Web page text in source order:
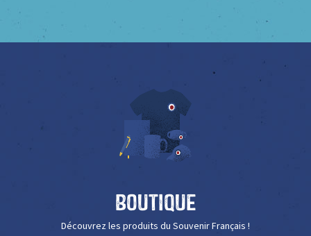
Boutique
Découvrez les produits du Souvenir Français !